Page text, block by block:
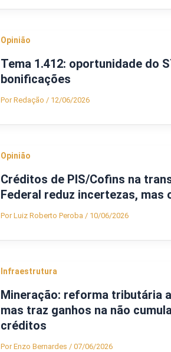
Opinião
Tema 1.412: oportunidade do
bonificações
PorRedação / 12/06/2026
Opinião
Créditos de PIS/Cofins na
Federal reduz incertezas,
PorLuiz Roberto Peroba / 10/06/2026
Infraestrutura
Mineração: reforma tributária
mas traz ganhos na não
créditos
PorEnzo Bernardes / 07/06/2026